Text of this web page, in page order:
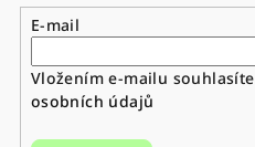
E-mail
Vložením e-mailu
osobních údajů